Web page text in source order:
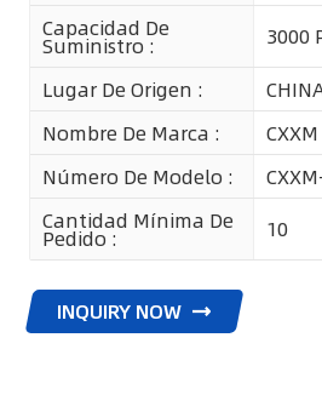
Capacidad De
Suministro :
3000
Lugar De Origen :
Nombre De Marca :
CXXM
Número De Modelo :
Cantidad Mínima De
Pedido : 10
INQUIRY NOW